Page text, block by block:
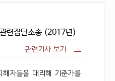
련집단소송 (2017년)
관련기사 보기
해자들을 대리해 기준가를